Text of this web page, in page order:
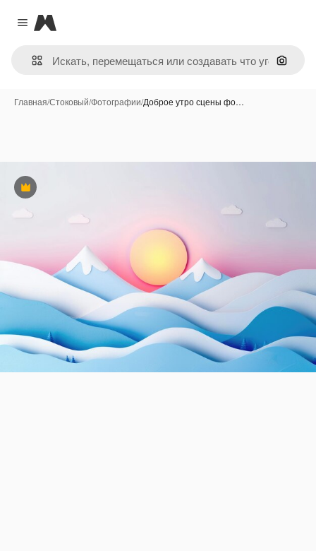
Close menu
Magnific
Поиск
Главная/Стоковый/Фотографии/Доброе утро сцены фо…
Премиум